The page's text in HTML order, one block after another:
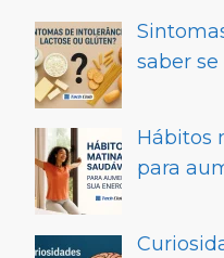
saber
Hábitos
para